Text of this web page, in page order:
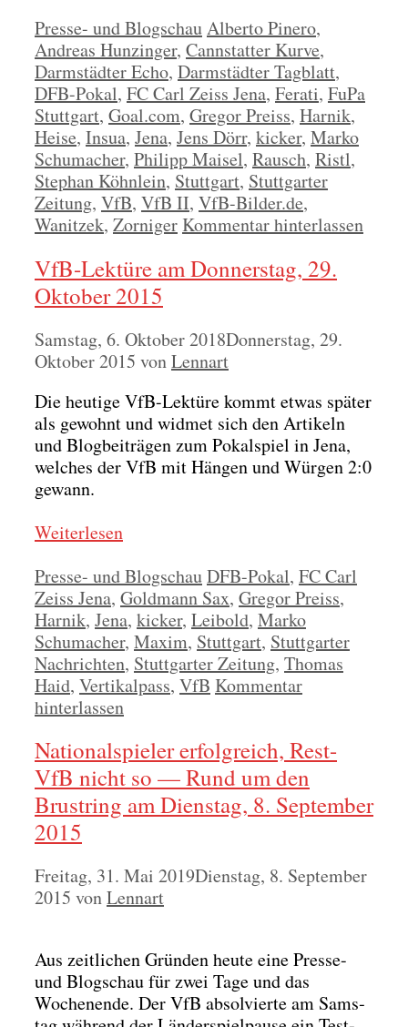
Kategorien
Presse- und Blogschau Schlagwörter
Alberto Pinero,
Andreas Hunzinger, Cannstatter Kurve,
Darmstädter Echo, Darmstädter Tagblatt,
DFB-Pokal, FC Carl Zeiss Jena, Ferati, FuPa
Stuttgart, Goal.com, Gregor Preiss, Harnik,
Heise, Insua, Jena, Jens Dörr, kicker, Marko
Schumacher, Philipp Maisel, Rausch, Ristl,
Stephan Köhnlein, Stuttgart, Stuttgarter
Zeitung, VfB, VfB II, VfB-Bilder.de,
Wanitzek, Zorniger Kommentar hinterlassen
VfB-Lektüre am Donnerstag, 29.
Oktober 2015
Samstag, 6. Oktober 2018Donnerstag, 29.
Oktober 2015 vonLennart
Die heu­ti­ge VfB-Lek­tü­re kommt etwas spä­ter
als gewohnt und wid­met sich den Arti­keln
und Blog­bei­trä­gen zum Pokal­spiel in Jena,
wel­ches der VfB mit Hän­gen und Wür­gen 2:0
gewann.
Wei­ter­le­sen
Kategorien
Presse- und BlogschauSchlagwörter
DFB-Pokal, FC Carl
Zeiss Jena, Goldmann Sax, Gregor Preiss,
Harnik, Jena, kicker, Leibold, Marko
Schumacher, Maxim, Stuttgart, Stuttgarter
Nachrichten, Stuttgarter Zeitung, Thomas
Haid, Vertikalpass, VfB Kommentar
hinterlassen
Nationalspieler erfolgreich, Rest-
VfB nicht so — Rund um den
Brustring am Dienstag, 8. September
2015
Freitag, 31. Mai 2019Dienstag, 8. September
2015 vonLennart
Aus zeit­li­chen Grün­den heu­te eine Pres­se-
und Blog­schau für zwei Tage und das
Wochen­en­de. Der VfB absol­vier­te am Sams­